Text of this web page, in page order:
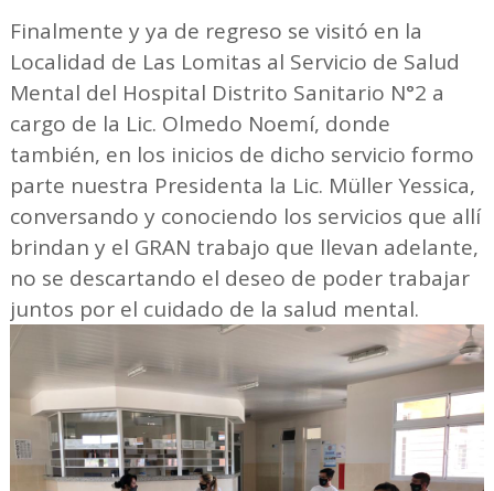
Finalmente y ya de regreso se visitó en la
Localidad de Las Lomitas al Servicio de Salud
Mental del Hospital Distrito Sanitario N°2 a
cargo de la Lic. Olmedo Noemí, donde
también, en los inicios de dicho servicio formo
parte nuestra Presidenta la Lic. Müller Yessica,
conversando y conociendo los servicios que allí
brindan y el GRAN trabajo que llevan adelante,
no se descartando el deseo de poder trabajar
juntos por el cuidado de la salud mental.